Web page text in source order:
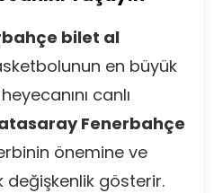
bilet al
en büyük
canlı
Fenerbahçe
önemine ve
değişkenlik gösterir.